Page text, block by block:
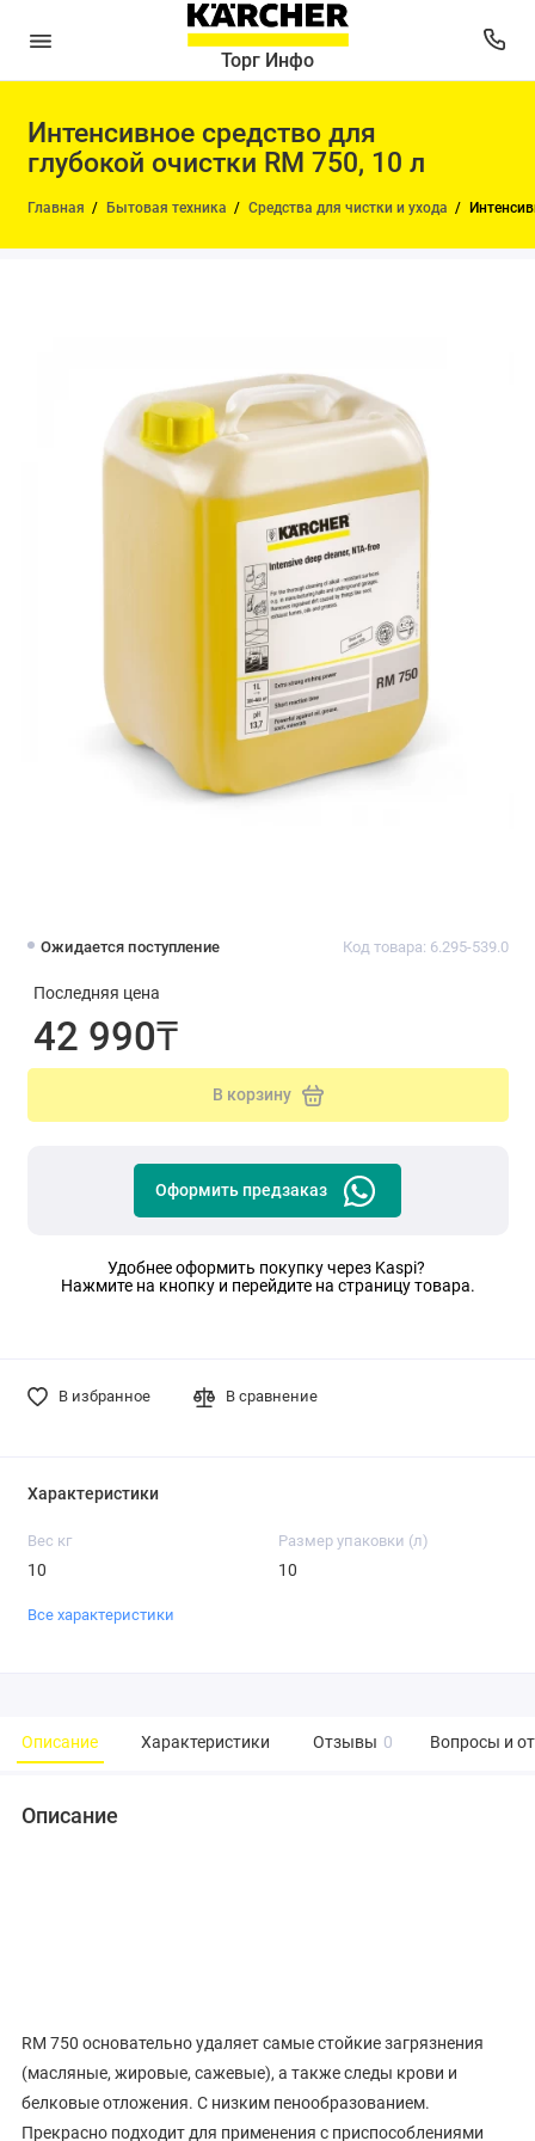
Торг Инфо
Интенсивное средство для
глубокой очистки RM 750, 10 л
Главная Бытовая техника Средства для чистки и ухода
Ожидается поступление Код товара: 6.295-539.0
Последняя цена
42 990₸
В корзину
Оформить предзаказ
Удобнее оформить покупку через Kaspi?
Нажмите на кнопку и перейдите на страницу товара.
В избранное В сравнение
Характеристики
Вес кг
10
Размер упаковки (л)
10
Все характеристики
Описание Характеристики Отзывы 0 Вопросы и
Описание
RM 750 основательно удаляет самые стойкие загрязнения
(масляные, жировые, сажевые), а также следы крови и
белковые отложения. С низким пенообразованием.
Прекрасно подходит для применения с приспособлениями